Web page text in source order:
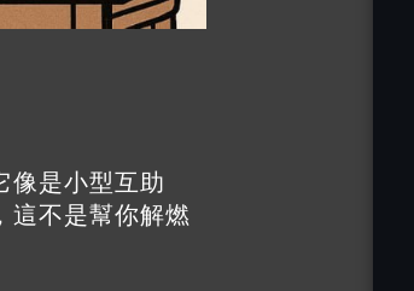
像是小型互助
這不是幫你解燃